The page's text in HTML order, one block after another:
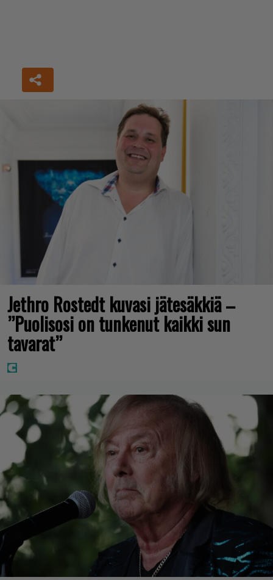
Jethro Rostedt kuvasi jätesäkkiä –
”Puolisosi on tunkenut kaikki sun
tavarat”